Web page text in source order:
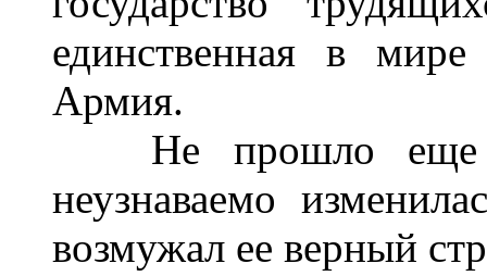
единственная в
Армия.
Не прошло еще и
неузнаваемо
возмужал ее верный